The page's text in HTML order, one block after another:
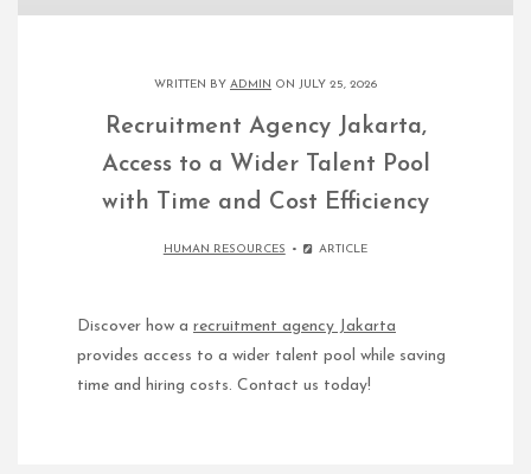
WRITTEN BY ADMIN ON JULY 25, 2026
Recruitment Agency Jakarta,
Access to a Wider Talent Pool
with Time and Cost Efficiency
HUMAN RESOURCES ARTICLE
Discover how a recruitment agency Jakarta
provides access to a wider talent pool while saving
time and hiring costs. Contact us today!